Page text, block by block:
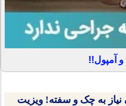
آمپول!!
نیاز به چک و سفته! ویزیت